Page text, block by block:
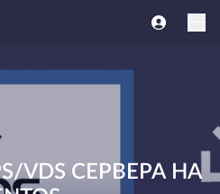
VDS СЕРВЕРА НА